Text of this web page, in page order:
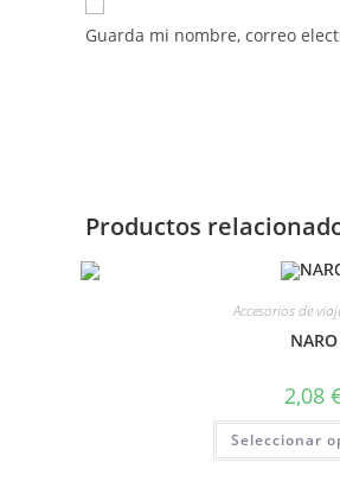
Guarda mi nombre, correo
Productos
Accesorios de
NARO
2,08
Seleccionar